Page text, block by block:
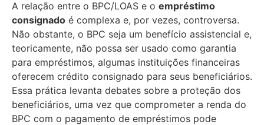
A relação entre o BPC/LOAS e o empréstimo
consignado é complexa e, por vezes, controversa.
Não obstante, o BPC seja um benefício assistencial e,
teoricamente, não possa ser usado como garantia
para empréstimos, algumas instituições financeiras
oferecem crédito consignado para seus beneficiários.
Essa prática levanta debates sobre a proteção dos
beneficiários, uma vez que comprometer a renda do
BPC com o pagamento de empréstimos pode